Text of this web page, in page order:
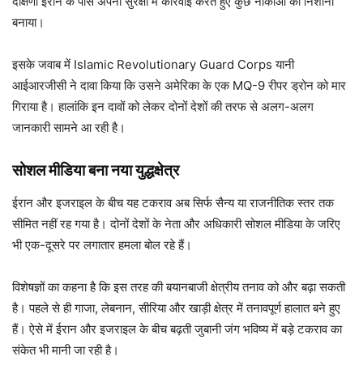
बनाया।
इसके जवाब में Islamic Revolutionary Guard Corps यानी
आईआरजीसी ने दावा किया कि उसने अमेरिका के एक MQ-9 रीपर ड्रोन को मार
गिराया है। हालांकि इन दावों को लेकर दोनों देशों की तरफ से अलग-अलग
जानकारी सामने आ रही है।
सोशल मीडिया बना नया युद्धक्षेत्र
ईरान और इजराइल के बीच यह टकराव अब सिर्फ सैन्य या राजनीतिक स्तर तक
सीमित नहीं रह गया है। दोनों देशों के नेता और अधिकारी सोशल मीडिया के जरिए
भी एक-दूसरे पर लगातार हमला बोल रहे हैं।
विशेषज्ञों का कहना है कि इस तरह की बयानबाजी क्षेत्रीय तनाव को और बढ़ा सकती
है। पहले से ही गाजा, लेबनान, सीरिया और खाड़ी क्षेत्र में तनावपूर्ण हालात बने हुए
हैं। ऐसे में ईरान और इजराइल के बीच बढ़ती जुबानी जंग भविष्य में बड़े टकराव का
संकेत भी मानी जा रही है।